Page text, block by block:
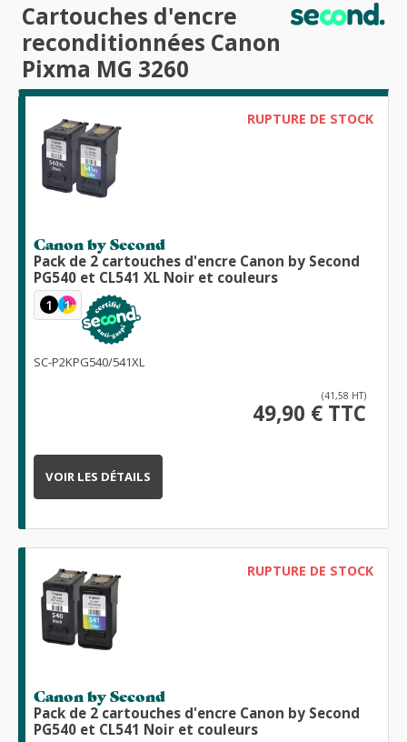
Cartouches d'encre
reconditionnées Canon
Pixma MG 3260
RUPTURE DE STOCK
Canon by Second
Pack de 2 cartouches d'encre Canon by Second
PG540 et CL541 XL Noir et couleurs
1 1
SC-P2KPG540/541XL
(41,58 HT)
49,90 € TTC
VOIR LES DÉTAILS
RUPTURE DE STOCK
Canon by Second
Pack de 2 cartouches d'encre Canon by Second
PG540 et CL541 Noir et couleurs